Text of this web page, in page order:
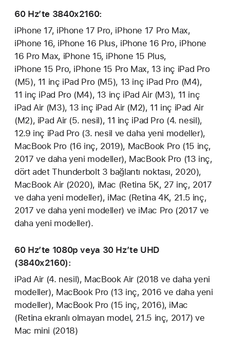
60 Hz’te 3840x2160:
iPhone 17, iPhone 17 Pro, iPhone 17 Pro Max,
iPhone 16, iPhone 16 Plus, iPhone 16 Pro, iPhone
16 Pro Max, iPhone 15, iPhone 15 Plus,
iPhone 15 Pro, iPhone 15 Pro Max, 13 inç iPad Pro
(M5), 11 inç iPad Pro (M5), 13 inç iPad Pro (M4),
11 inç iPad Pro (M4), 13 inç iPad Air (M3), 11 inç
iPad Air (M3), 13 inç iPad Air (M2), 11 inç iPad Air
(M2), iPad Air (5. nesil), 11 inç iPad Pro (4. nesil),
12.9 inç iPad Pro (3. nesil ve daha yeni modeller),
MacBook Pro (16 inç, 2019), MacBook Pro (15 inç,
2017 ve daha yeni modeller), MacBook Pro (13 inç,
dört adet Thunderbolt 3 bağlantı noktası, 2020),
MacBook Air (2020), iMac (Retina 5K, 27 inç, 2017
ve daha yeni modeller), iMac (Retina 4K, 21.5 inç,
2017 ve daha yeni modeller) ve iMac Pro (2017 ve
daha yeni modeller).
60 Hz’te 1080p veya 30 Hz’te UHD
(3840x2160):
iPad Air (4. nesil), MacBook Air (2018 ve daha yeni
modeller), MacBook Pro (13 inç, 2016 ve daha yeni
modeller), MacBook Pro (15 inç, 2016), iMac
(Retina ekranlı olmayan model, 21.5 inç, 2017) ve
Mac mini (2018)